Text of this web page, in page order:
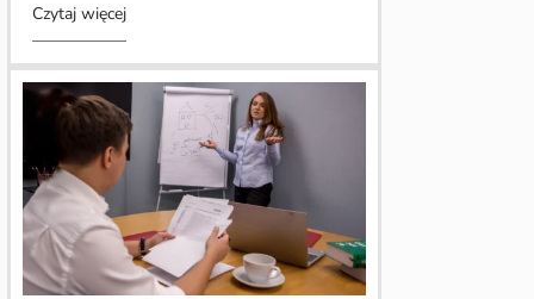
Czytaj więcej